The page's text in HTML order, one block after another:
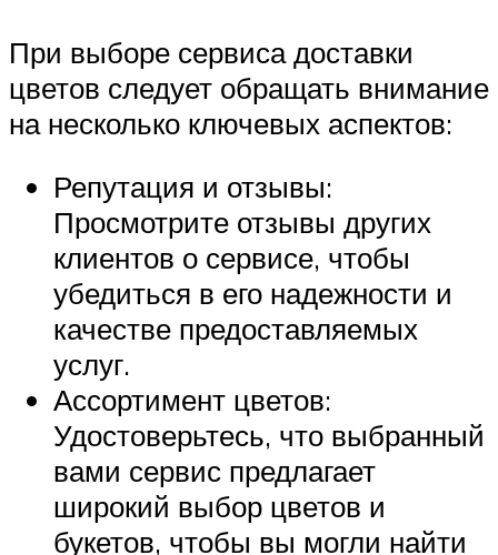
При выборе сервиса доставки
цветов следует обращать внимание
на несколько ключевых аспектов:
Репутация и отзывы:
Просмотрите отзывы других
клиентов о сервисе, чтобы
убедиться в его надежности и
качестве предоставляемых
услуг.
Ассортимент цветов:
Удостоверьтесь, что выбранный
вами сервис предлагает
широкий выбор цветов и
букетов, чтобы вы могли найти